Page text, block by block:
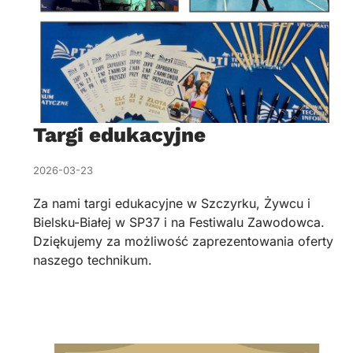
Targi edukacyjne
2026-03-23
Za nami targi edukacyjne w Szczyrku, Żywcu i
Bielsku-Białej w SP37 i na Festiwalu Zawodowca.
Dziękujemy za możliwość zaprezentowania oferty
naszego technikum.